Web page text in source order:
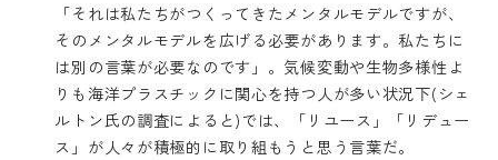
「それは私たちがつくってきたメンタルモデルですが、
そのメンタルモデルを広げる必要があります。私たちに
は別の言葉が必要なのです」。気候変動や生物多様性よ
りも海洋プラスチックに関心を持つ人が多い状況下(シェ
ルトン氏の調査によると)では、「リユース」「リデュー
ス」が人々が積極的に取り組もうと思う言葉だ。